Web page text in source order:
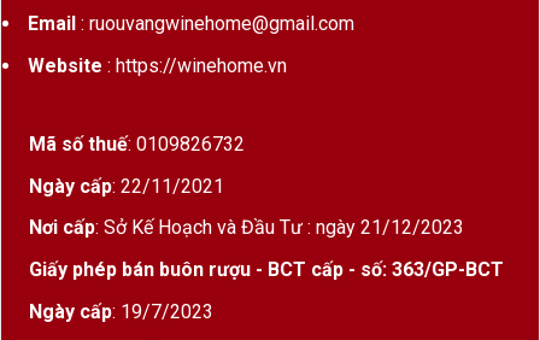
“thánh địa” của whisky thế giới, nổi bật với kỹ thuật chưng
cất lâu đời, điều kiện khí hậu lý tưởng để ủ rượu và nguồn
nước sạch giàu khoáng chất từ các dòng suối vùng cao
Mỗi chai Glenturner là kết tinh của:
mượt mà, sâu lắng
liệu đến đóng chai
Email : ruouvangwinehome@gmail.com
Website : https://winehome.vn
Mã số thuế: 0109826732
Ngày cấp: 22/11/2021
Nơi cấp: Sở Kế Hoạch và Đầu Tư : ngày 21/12/2023
Giấy phép bán buôn rượu - BCT cấp - số: 363/GP-BCT
Ngày cấp: 19/7/2023